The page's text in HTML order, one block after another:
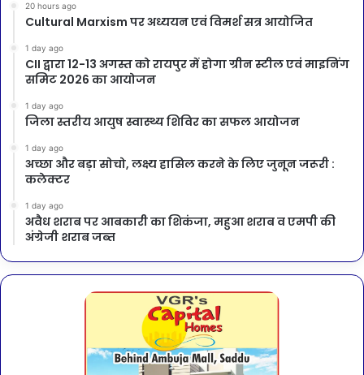
20 hours ago
Cultural Marxism पर अध्ययन एवं विमर्श सत्र आयोजित
1 day ago
CII द्वारा 12-13 अगस्त को रायपुर में होगा ग्रीन स्टील एवं माइनिंग
समिट 2026 का आयोजन
1 day ago
जिला स्तरीय आयुष स्वास्थ्य शिविर का सफल आयोजन
1 day ago
अच्छा और बड़ा सोचो, लक्ष्य हासिल करने के लिए जुनून जरूरी :
कलेक्टर
1 day ago
अवैध शराब पर आबकारी का शिकंजा, महुआ शराब व एमपी की
अंग्रेजी शराब जब्त